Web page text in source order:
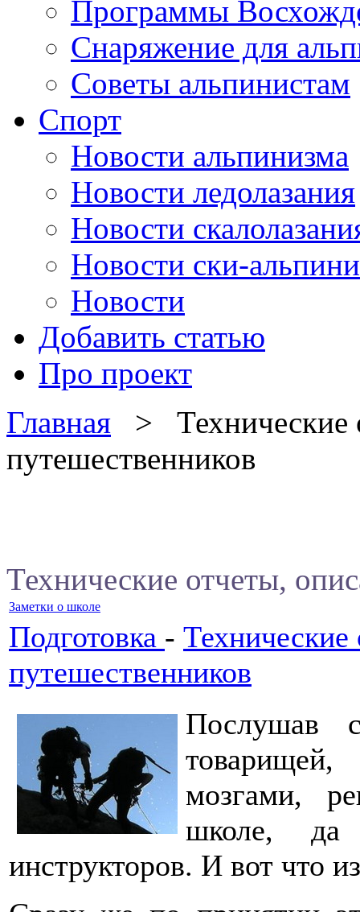
Программы
Снаряжение для
Советы альпинистам
Спорт
Новости альпинизма
Новости ледолазания
Новости
Новости ски-
Новости
Добавить статью
Про проект
Главная > Технические
путешественников
Технические отчеты,
Заметки о школе
Подготовка -
путешественников
Послушав
мозгами,
школе,
инструкторов. И вот что